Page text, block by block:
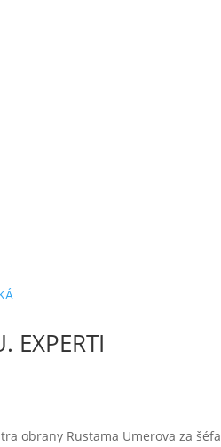
EXPERTI
obrany Rustama Umerova za šéfa